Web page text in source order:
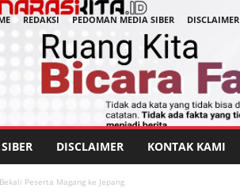
REDAKSI PEDOMAN MEDIA SIBER DISCLAIMER
DISCLAIMER KONTAK KAMI
Peserta Magang ke Jepang